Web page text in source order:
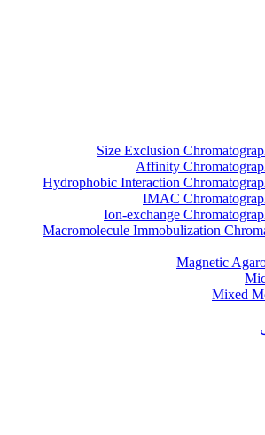
Size Exclusion
Affinity
Hydrophobic Interaction
IMAC
Ion-exchange
Macromolecule Immobulization
Magnetic
Mixed